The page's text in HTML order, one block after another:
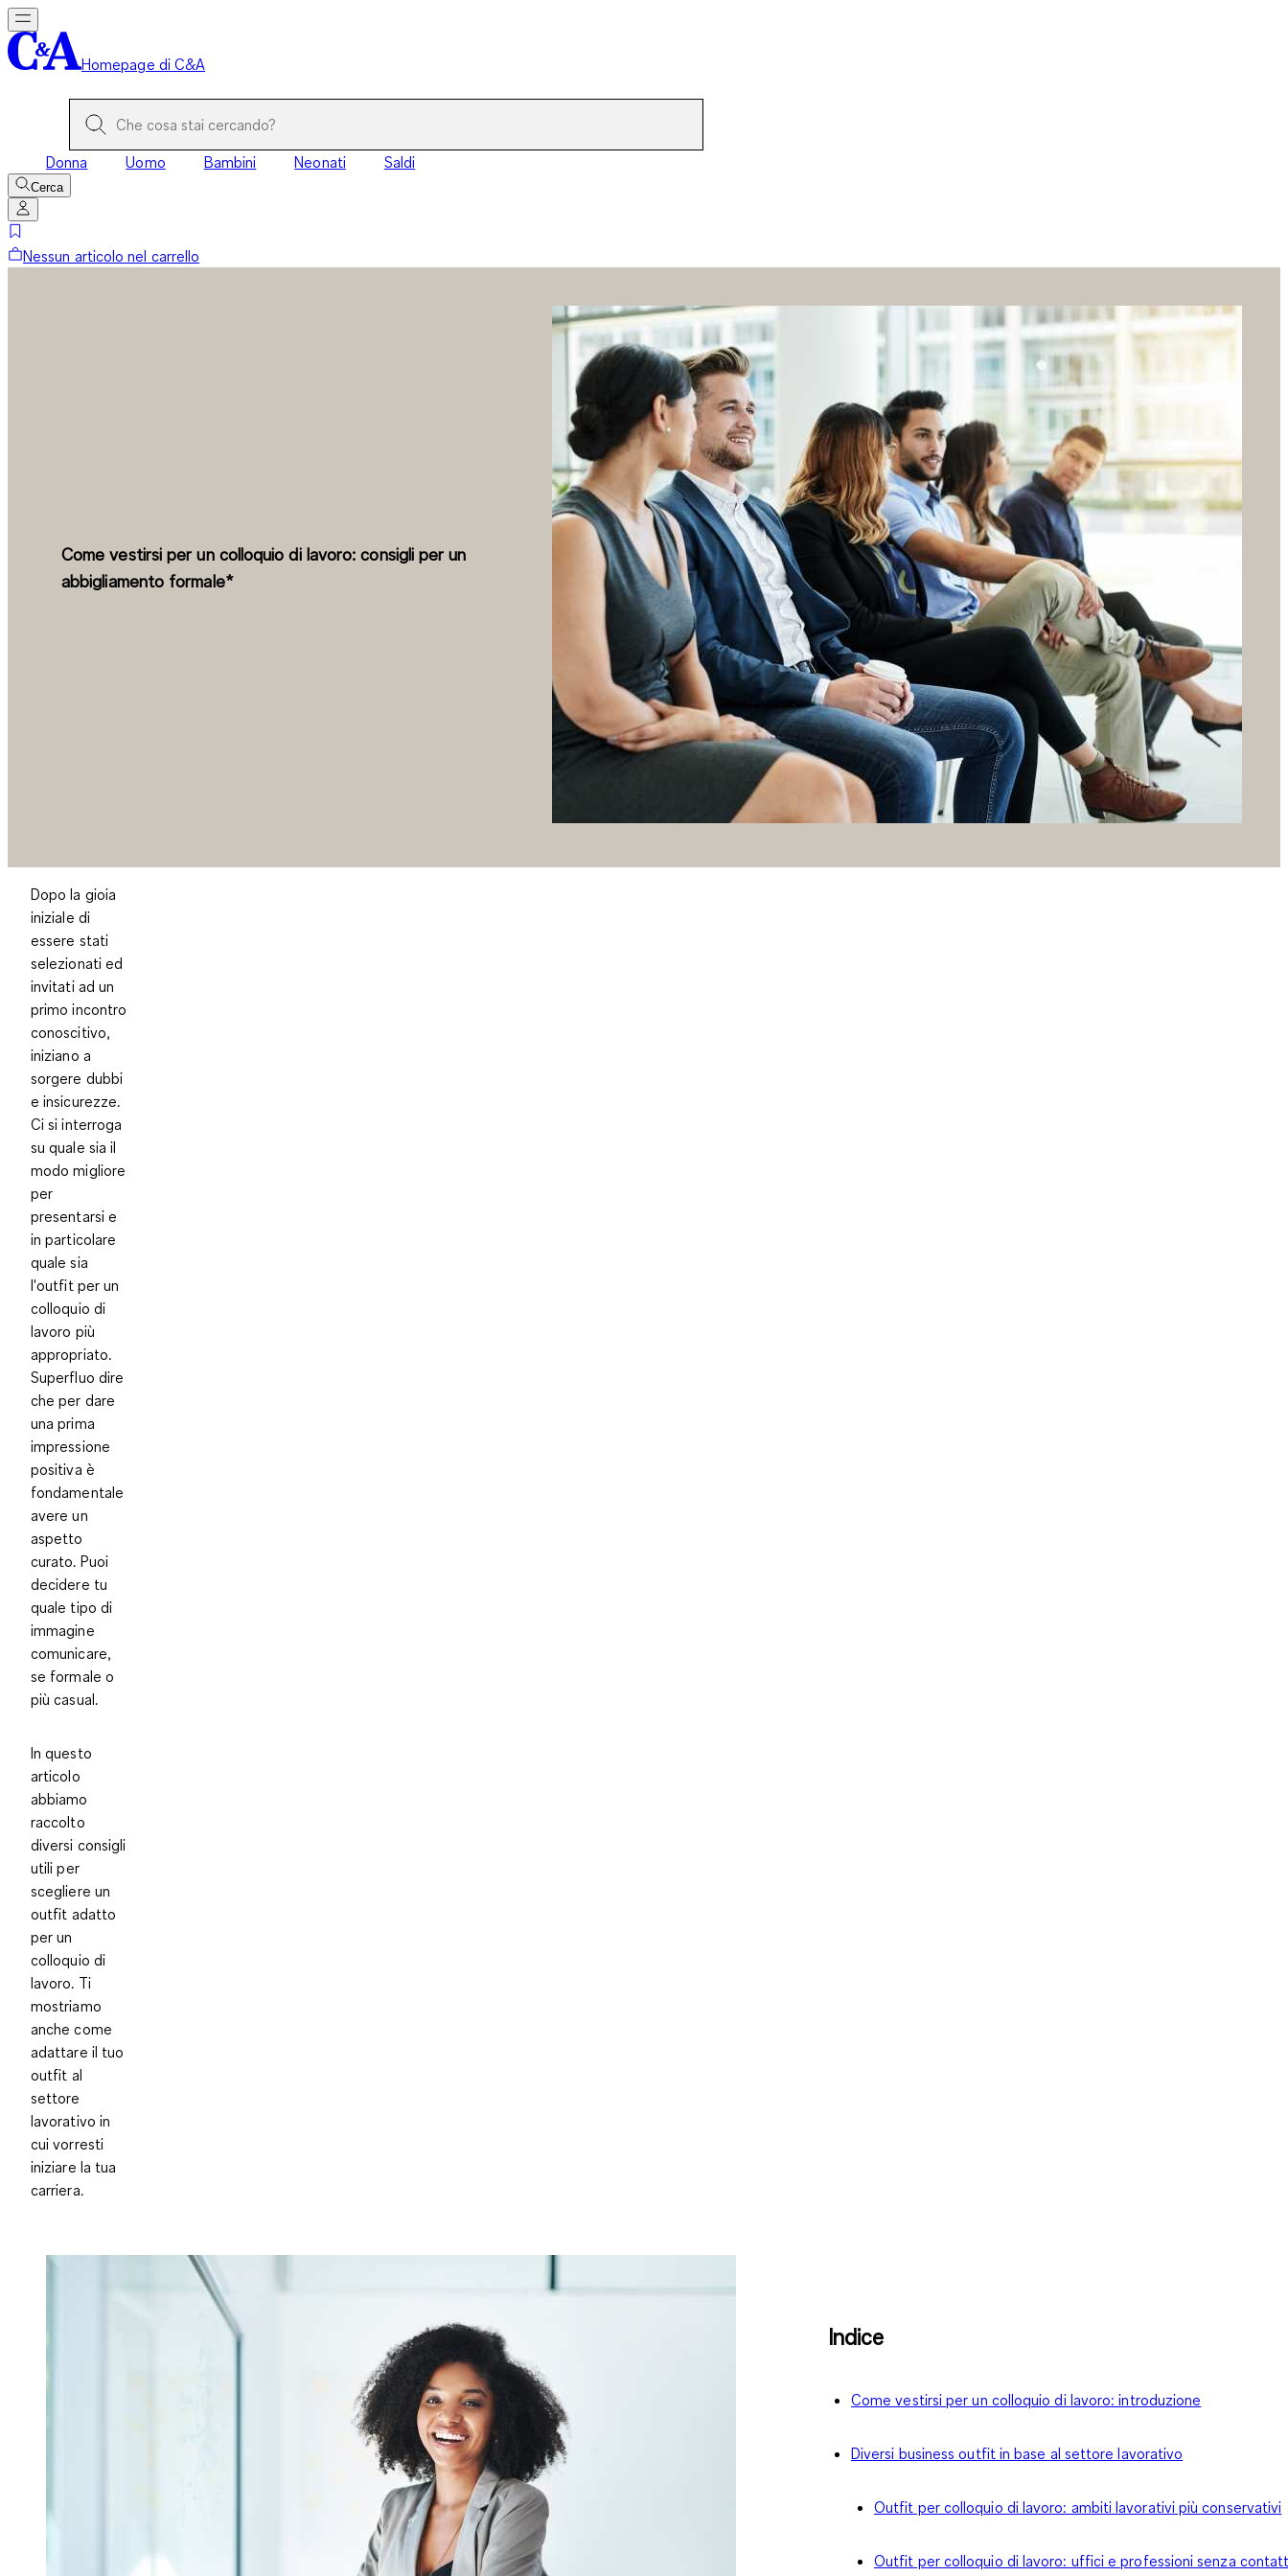
Homepage di C&A
Donna Uomo Bambini Neonati Saldi
Cerca
Nessun articolo nel carrello
Come vestirsi per un colloquio di lavoro: consigli per un
abbigliamento formale*
Dopo la gioia
iniziale di
essere stati
selezionati ed
invitati ad un
primo incontro
conoscitivo,
iniziano a
sorgere dubbi
e insicurezze.
Ci si interroga
su quale sia il
modo migliore
per
presentarsi e
in particolare
quale sia
l'outfit per un
colloquio di
lavoro più
appropriato.
Superfluo dire
che per dare
una prima
impressione
positiva è
fondamentale
avere un
aspetto
curato. Puoi
decidere tu
quale tipo di
immagine
comunicare,
se formale o
più casual.
In questo
articolo
abbiamo
raccolto
diversi consigli
utili per
scegliere un
outfit adatto
per un
colloquio di
lavoro. Ti
mostriamo
anche come
adattare il tuo
outfit al
settore
lavorativo in
cui vorresti
iniziare la tua
carriera.
Indice
Come vestirsi per un colloquio di lavoro: introduzione
Diversi business outfit in base al settore lavorativo
Outfit per colloquio di lavoro: ambiti lavorativi più conservativi
Outfit per colloquio di lavoro: uffici e professioni senza